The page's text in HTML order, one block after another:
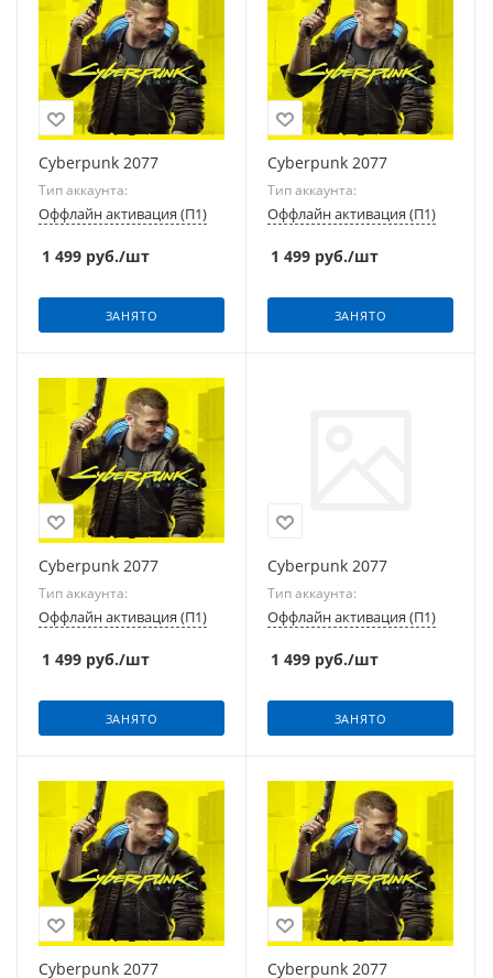
Cyberpunk 2077
Тип аккаунта:
Оффлайн активация (П1)
1 499 руб./шт
ЗАНЯТО
Cyberpunk 2077
Тип аккаунта:
Оффлайн активация (П1)
1 499 руб./шт
ЗАНЯТО
Cyberpunk 2077
Тип аккаунта:
Оффлайн активация (П1)
1 499 руб./шт
ЗАНЯТО
Cyberpunk 2077
Тип аккаунта:
Оффлайн активация (П1)
1 499 руб./шт
ЗАНЯТО
Cyberpunk 2077 Cyberpunk 2077